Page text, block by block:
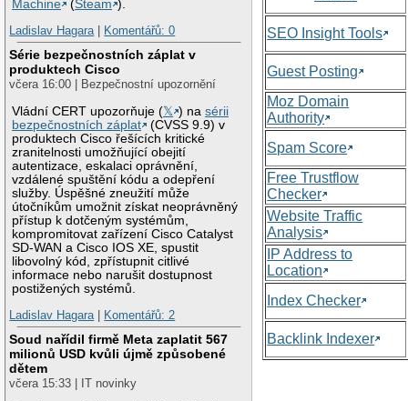
Machine
(Steam ).
Ladislav Hagara| Komentářů: 0
Série bezpečnostních záplat v
produktech Cisco
včera 16:00 | Bezpečnostní upozornění
Vládní CERT upozorňuje (𝕏 ) nasérii
bezpečnostních záplat
(CVSS 9.9) v
produktech Cisco řešících kritické
zranitelnosti umožňující obejití
autentizace, eskalaci oprávnění,
vzdálené spuštění kódu a odepření
služby. Úspěšné zneužití může
útočníkům umožnit získat neoprávněný
přístup k dotčeným systémům,
kompromitovat zařízení Cisco Catalyst
SD-WAN a Cisco IOS XE, spustit
libovolný kód, zpřístupnit citlivé
informace nebo narušit dostupnost
postižených systémů.
Ladislav Hagara| Komentářů: 2
Soud nařídil firmě Meta zaplatit 567
milionů USD kvůli újmě způsobené
dětem
včera 15:33 | IT novinky
SEO Insight Tools
Guest Posting
Moz Domain
Authority
Spam Score
Free Trustflow
Checker
Website Traffic
Analysis
IP Address to
Location
Index Checker
Backlink Indexer